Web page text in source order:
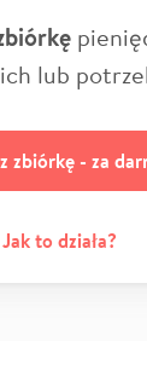
lub
zbiórkę - za
Jak to działa?